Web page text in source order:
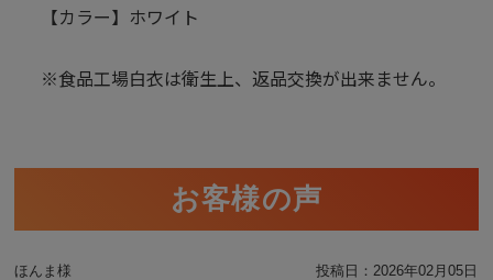
【カラー】ホワイト
※食品工場白衣は衛生上、返品交換が出来ません。
お客様の声
ほんま様 投稿日： 2026年02月05日